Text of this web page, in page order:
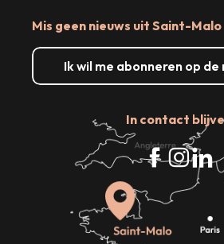
Mis geen nieuws uit Saint-Malo
Ik wil me abonneren op
In contact